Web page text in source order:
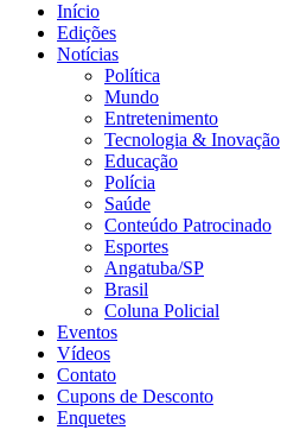
Início
Edições
Notícias
Política
Mundo
Entretenimento
Tecnologia & Inovação
Educação
Polícia
Saúde
Conteúdo Patrocinado
Esportes
Angatuba/SP
Brasil
Coluna Policial
Eventos
Vídeos
Contato
Cupons de Desconto
Enquetes